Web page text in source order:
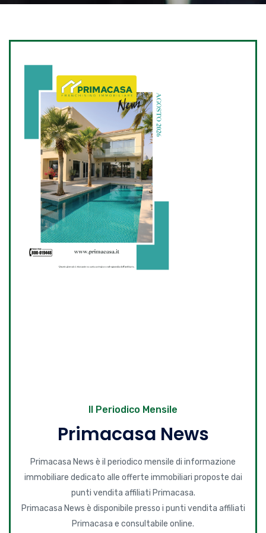
Il Periodico Mensile
Primacasa News
Primacasa News è il periodico mensile di informazione
immobiliare dedicato alle offerte immobiliari proposte dai
punti vendita affiliati Primacasa.
Primacasa News è disponibile presso i punti vendita affiliati
Primacasa e consultabile online.